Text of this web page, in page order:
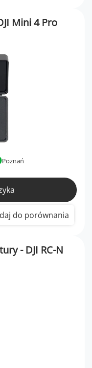
Mini 4 Pro
Poznań
do porównania
- DJI RC-N